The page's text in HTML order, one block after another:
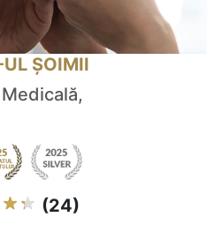
ȘOIMII
(24)